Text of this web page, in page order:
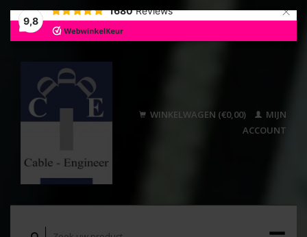
9,8
1680 Reviews ×
WINKELWAGEN (€0,00)
MIJN
ACCOUNT